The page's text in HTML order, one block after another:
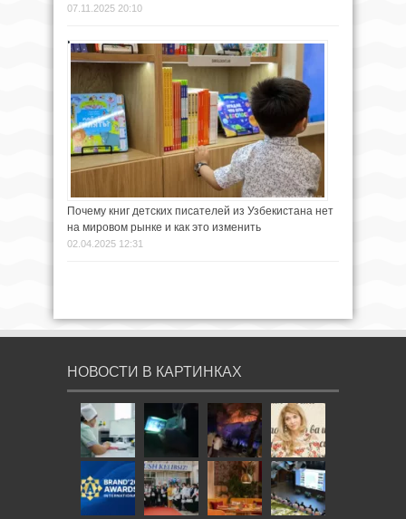
07.11.2025 20:10
Почему книг детских писателей из Узбекистана нет
на мировом рынке и как это изменить
02.04.2025 12:31
НОВОСТИ В КАРТИНКАХ